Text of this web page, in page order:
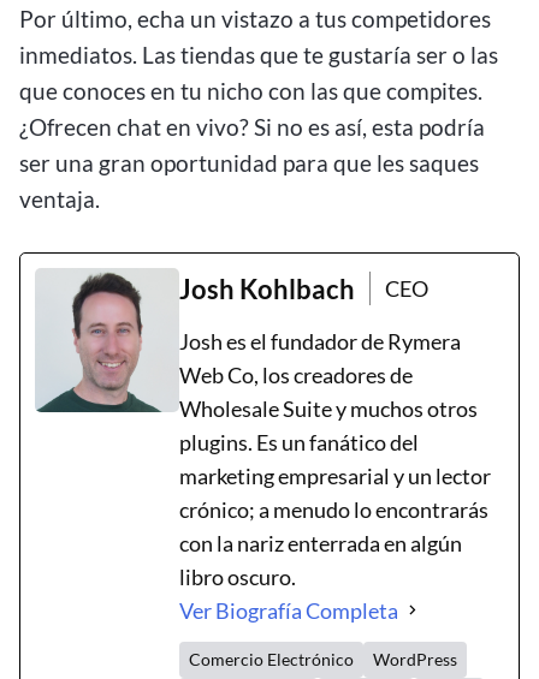
Por último, echa un vistazo a tus competidores
inmediatos. Las tiendas que te gustaría ser o las
que conoces en tu nicho con las que compites.
¿Ofrecen chat en vivo? Si no es así, esta podría
ser una gran oportunidad para que les saques
ventaja.
Josh Kohlbach
CEO
Josh es el fundador de Rymera
Web Co, los creadores de
Wholesale Suite y muchos otros
plugins. Es un fanático del
marketing empresarial y un lector
crónico; a menudo lo encontrarás
con la nariz enterrada en algún
libro oscuro.
Ver Biografía Completa
Comercio Electrónico
WordPress